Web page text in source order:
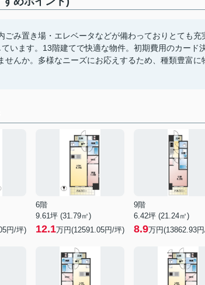
み置き場・エレベータなどが備わっておりとても充
います。13階建てで快適な物件。初期費用のカード
んか。多様なニーズにお応えするため、種類豊富に
円/坪)
6階
9.61坪 (31.79㎡)
12.1万円(12591.05円/坪)
9階
6.42坪 (21.24㎡)
8.9万円(13862.93